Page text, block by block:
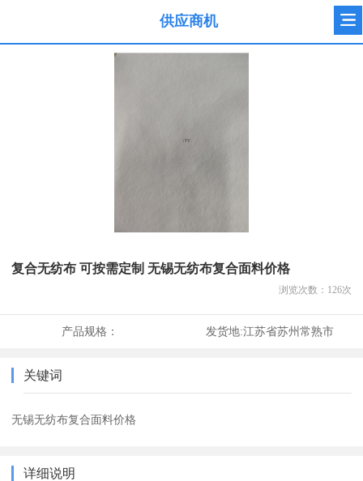
供应商机
复合无纺布 可按需定制 无锡无纺布复合面料价格
浏览次数： 126次
产品规格： 发货地:江苏省苏州常熟市
关键词
无锡无纺布复合面料价格
详细说明